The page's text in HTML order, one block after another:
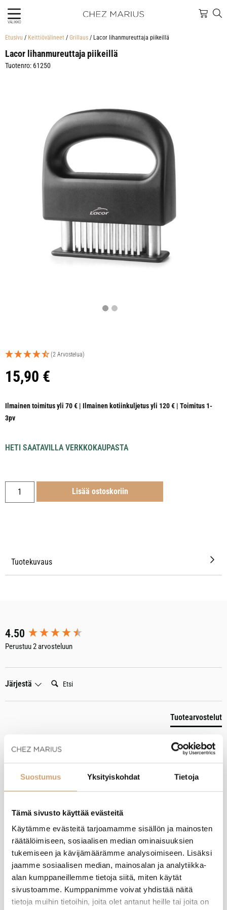
Suostumus Yksityiskohdat Tietoja
Tämä sivusto käyttää evästeitä
Käytämme evästeitä tarjoamamme sisällön ja mainosten
räätälöimiseen, sosiaalisen median ominaisuuksien
tukemiseen ja kävijämäärämme analysoimiseen. Lisäksi
jaamme sosiaalisen median, mainosalan ja analytiikka-
alan kumppaneillemme tietoja siitä, miten käytät
sivustoamme. Kumppanimme voivat yhdistää näitä
tietoja muihin tietoihin, joita olet antanut heille tai joita on
VALIKKO
Etusivu / Keittiövälineet / Grillaus / Lacor lihanmureuttaja piikeillä
Lacor lihanmureuttaja piikeillä
Tuotenro: 61250
(2 Arvostelua)
15,90 €
Ilmainen toimitus yli 70 € | Ilmainen kotiinkuljetus yli 120 € | Toimitus 1-
3pv
HETI SAATAVILLA VERKKOKAUPASTA
Lisää ostoskoriin
Tuotekuvaus
4.50
Perustuu 2 arvosteluun
Järjestä
Tuotearvostelut
Helsinki, FI
Lacor lihanmureuttaja piikeillä
Toimii ja helppo puhdistaa.
17 tuntia sitten
New content loaded